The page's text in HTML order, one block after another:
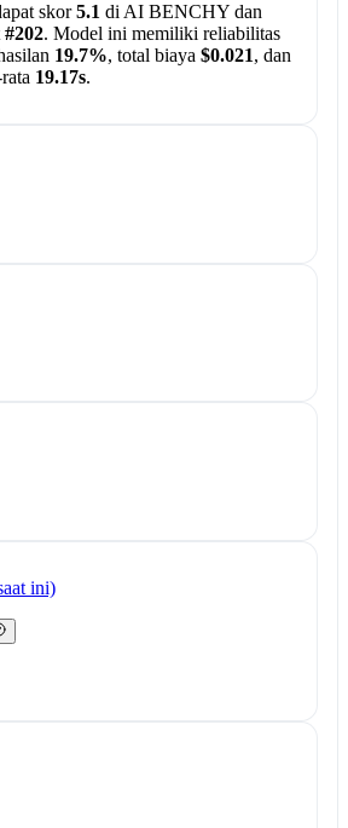
skor5.1 di AI BENCHY dan
#202. Model ini memiliki reliabilitas
19.7%, total biaya $0.021, dan
19.17s.
ini)